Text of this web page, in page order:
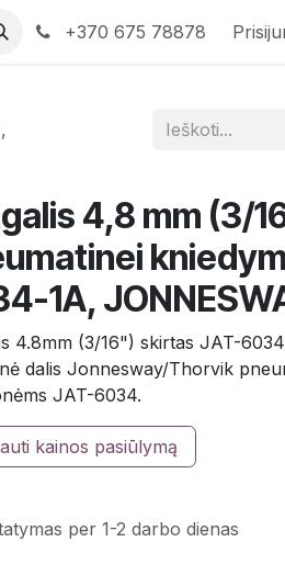
+370 675 78878
4,8 mm (3/
1A,
4.8mm (3/16") skirtas JAT-
dalis Jonnesway/Thorvik
JAT-6034.
kainos pasiūlymą
per 1-2 darbo dienas